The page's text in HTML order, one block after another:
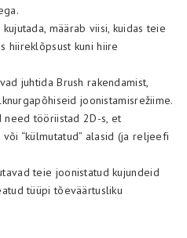
määrab viisi, kuidas teie
hiireklõpsust kuni hiire
juhtida Brush rakendamist,
joonistamisrežiime.
need tööriistad 2D-s, et
“külmutatud” alasid (ja reljeefi
teie joonistatud kujundeid
tüüpi tõeväärtusliku